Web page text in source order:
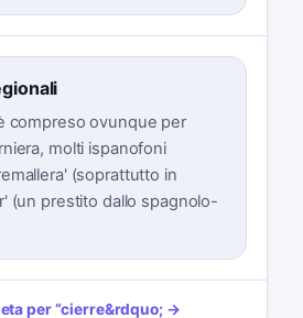
compreso ovunque per
molti ispanofoni
(soprattutto in
(un prestito dallo spagnolo-
per“cierre&rdquo; →